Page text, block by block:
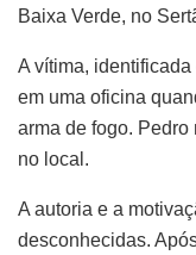
Baixa Verde, no
A vítima,
em uma oficina
arma de fogo. Pedro
no local.
A autoria e a
desconhecidas.